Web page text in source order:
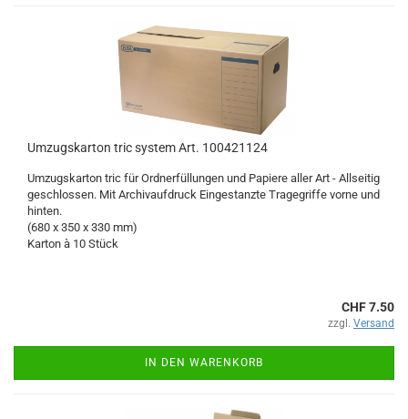
Umzugskarton tric system Art. 100421124
Umzugskarton tric für Ordnerfüllungen und Papiere aller Art - Allseitig
geschlossen. Mit Archivaufdruck Eingestanzte Tragegriffe vorne und
hinten.
(680 x 350 x 330 mm)
Karton à 10 Stück
CHF 7.50
zzgl. Versand
IN DEN WARENKORB